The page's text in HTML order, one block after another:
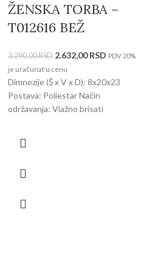
ŽENSKA TORBA –
T012616 BEŽ
3.290,00RSD 2.632,00RSD PDV 20%
je uračunat u cenu
Dimnezije (Š x V x D): 8x20x23
Postava: Poliestar Način
održavanja: Vlažno brisati